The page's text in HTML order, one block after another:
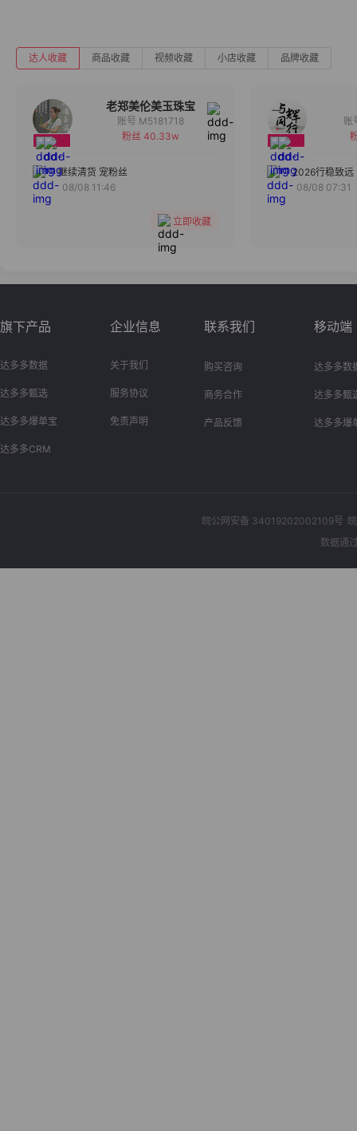
达人收藏 商品收藏 视频收藏 小店收藏 品牌收藏
老郑美伦美玉珠宝
备注
账号 M5181718
粉丝 40.33w
继续清货 宠粉丝
08/08 11:46
立即收藏
2026行稳致远
08/08 07:31
旗下产品
达多多数据
达多多甄选
达多多爆单宝
达多多CRM
企业信息
关于我们
服务协议
免责声明
联系我们
购买咨询
商务合作
产品反馈
移动端
达多多数
达多多甄
达多多爆
皖公网安备 34019202002109号
数据通